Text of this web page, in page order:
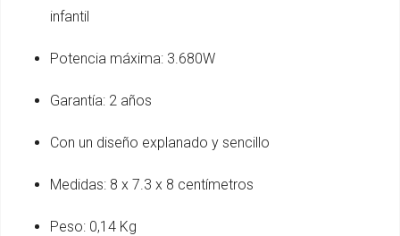
infantil
Potencia máxima: 3.680W
Garantía: 2 años
Con un diseño explanado y sencillo
Medidas: 8 x 7.3 x 8 centímetros
Peso: 0,14 Kg